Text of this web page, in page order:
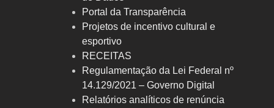
Portal da Transparência
Projetos de incentivo cultural e
esportivo
RECEITAS
Regulamentação da Lei Federal nº
14.129/2021 – Governo Digital
Relatórios analíticos de renúncia